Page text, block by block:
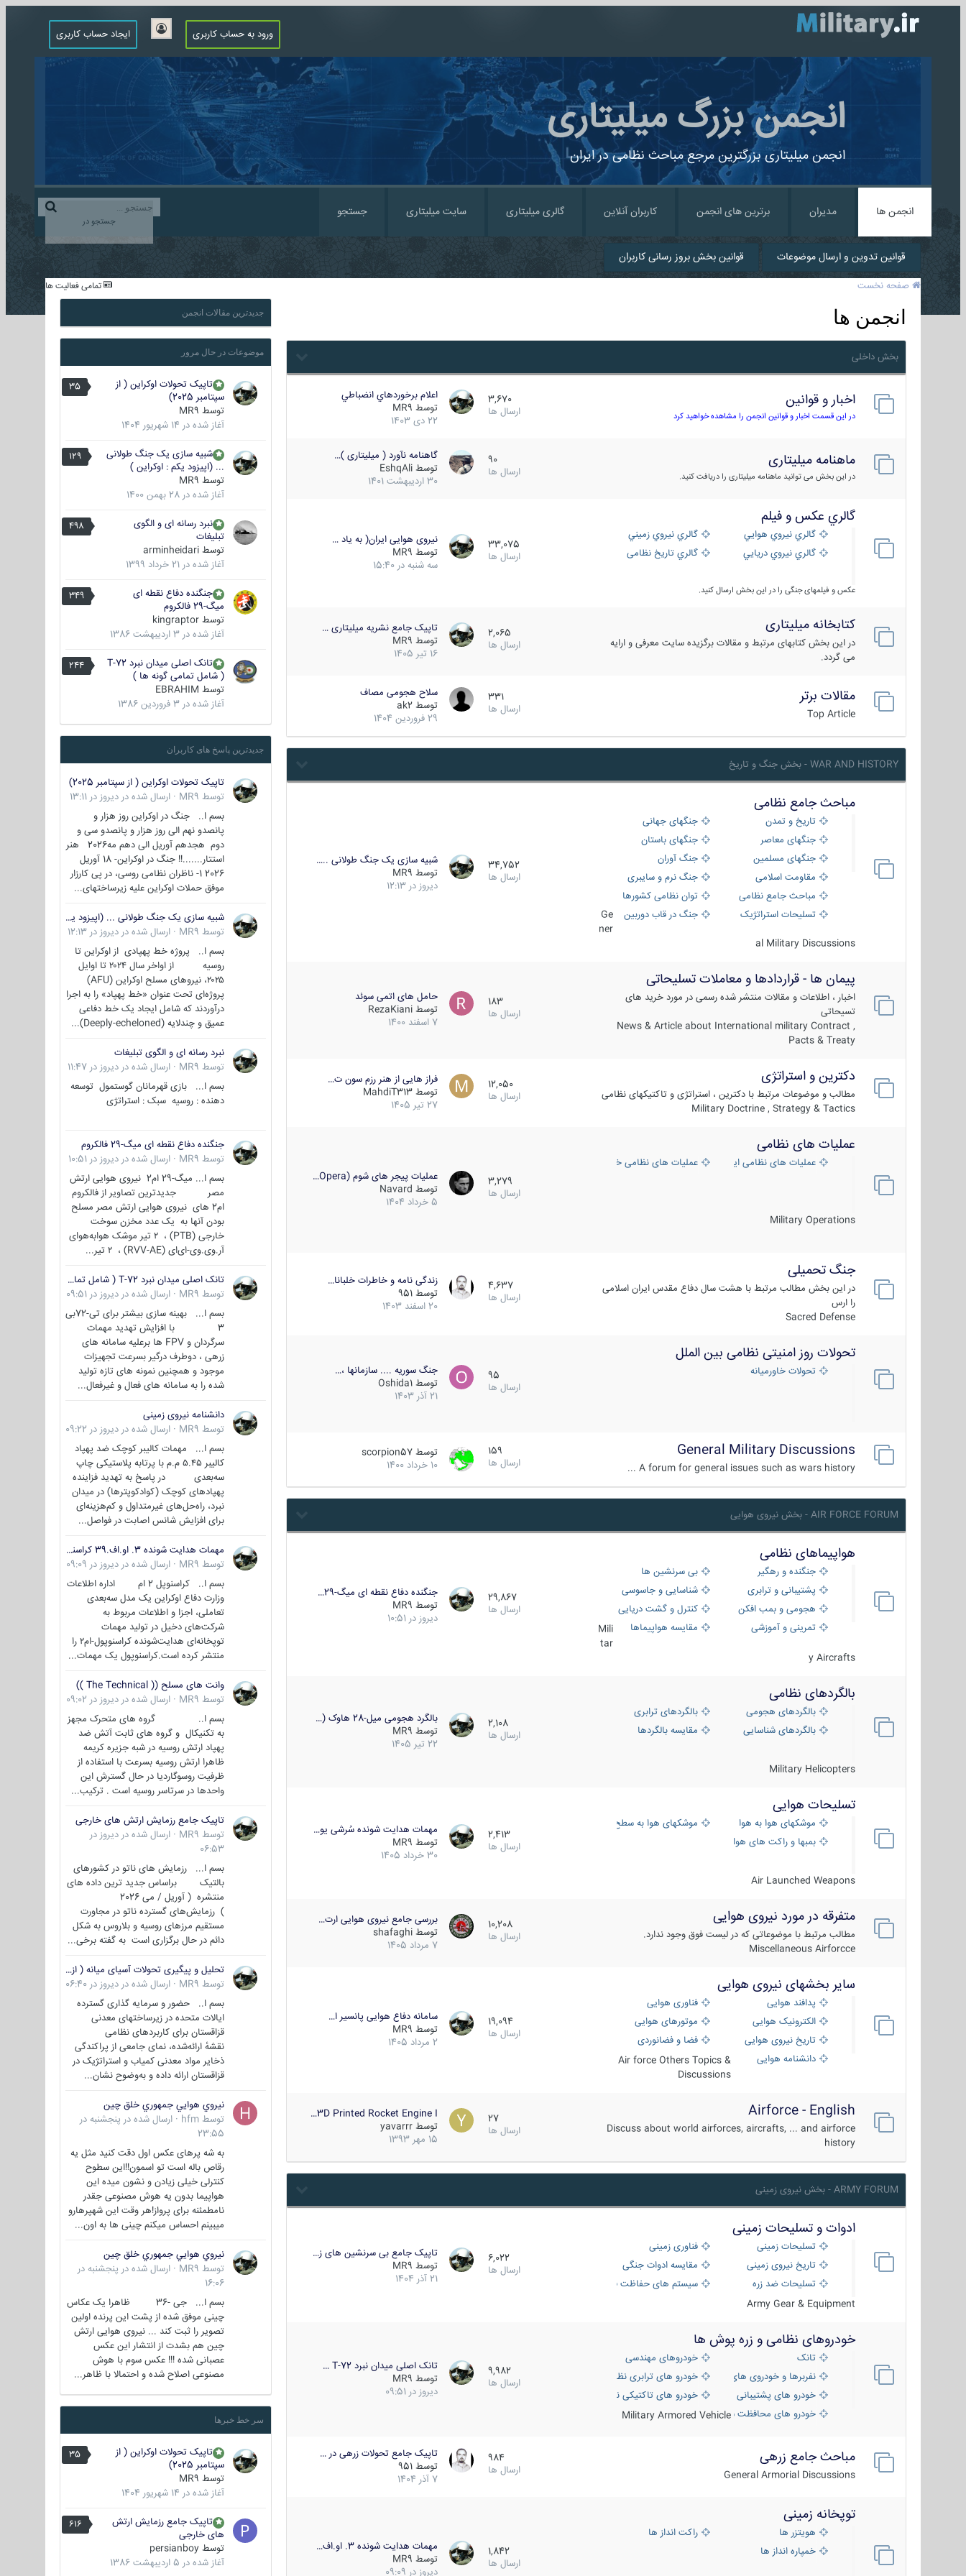
ورود به حساب کاربری ایجاد حساب کاربری
انجمن بزرگ میلیتاری
انجمن میلیتاری بزرگترین مرجع مباحث نظامی در ایران
جستجو در
انجمن ها مدیران برترین های انجمن کاربران آنلاین گالری میلیتاری سایت میلیتاری جستجو
قوانین تدوین و ارسال موضوعات قوانین بخش بروز رسانی کاربران
تمامی فعالیت ها صفحه نخست
انجمن ها
بخش داخلی
اخبار و قوانین
در این قسمت اخبار و قوانین انجمن را مشاهده خواهید کرد
3,670
ارسال ها
اعلام برخوردهاي انضباطي
توسط MR9
22 دی 1403
ماهنامه میلیتاری
در این بخش می توانید ماهنامه میلیتاری را دریافت کنید.
90
ارسال ها
گاهنامه نآورد ( میلیتاری )…
توسط EshqAli
30 اردیبهشت 1401
گالري عكس و فيلم
گالري نيروي هوايي
گالري نيروي زميني
گالري نيروي دريايي
گالري تاریخ نظامی
عکس و فیلمهای جنگی را در این بخش ارسال کنید.
33,075
ارسال ها
نیروی هوایی ایران( به یاد …
توسط MR9
سه شنبه در 15:40
کتابخانه میلیتاری
در این بخش کتابهای مرتبط و مقالات برگزیده سایت معرفی و ارایه
می گردد.
2,065
ارسال ها
تاپیک جامع نشریه میلیتاری …
توسط MR9
16 تیر 1405
مقالات برتر
Top Article
331
ارسال ها
سلاح هجومی مصاف
توسط ak2
29 فروردین 1404
WAR AND HISTORY - بخش جنگ و تاریخ
مباحث جامع نظامی
تاریخ و تمدن
جنگهای جهانی
جنگهای معاصر
جنگهای باستان
جنگهای مسلمین
جنگ آوران
مقاومت اسلامی
جنگ نرم و سایبری
مباحث جامع نظامی
توان نظامی کشورها
تسلیحات استراتژیک
جنگ در قاب دوربین
Ge
ner
al Military Discussions
34,752
ارسال ها
شبیه سازی یک جنگ طولانی ..…
توسط MR9
دیروز در 12:13
پیمان ها - قراردادها و معاملات تسلیحاتی
اخبار ، اطلاعات و مقالات منتشر شده رسمی در مورد خرید های
تسیحاتی
News & Article about International military Contract ,
Pacts & Treaty
183
ارسال ها
حامل های اتمی سوئد
توسط RezaKiani
7 اسفند 1400
دکترین و استراتژی
مطالب و موضوعات مرتبط با دکترین ، استراتژی و تاکتیکهای نظامی
Military Doctrine , Strategy & Tactics
12,050
ارسال ها
فراز هایی از هنر رزم سون ت…
توسط MahdiT313
27 تیر 1405
عملیات های نظامی
عملیات های نظامی ایران عملیات های نظامی خارجی
Military Operations
3,279
ارسال ها
عملیات پیجر های شوم (Opera…
توسط Navard
5 خرداد 1404
جنگ تحمیلی
در این بخش مطالب مرتبط با هشت سال دفاع مقدس ایران اسلامی
را ارس
Sacred Defense
4,637
ارسال ها
زندگی نامه و خاطرات خلبانا…
توسط 951
20 اسفند 1403
تحولات روز امنیتی نظامی بین الملل
تحولات خاورمیانه
95
ارسال ها
جنگ سوریه .... سازمانها ،…
توسط Oshida1
21 آذر 1403
General Military Discussions
A forum for general issues such as wars history ...
159
ارسال ها
توسط scorpion57
10 خرداد 1400
AIR FORCE FORUM - بخش نیروی هوایی
هواپیماهای نظامی
جنگنده و رهگیر
بی سرنشین ها
پشتیبانی و ترابری
شناسایی و جاسوسی
هجومی و بمب افکن
کنترل و گشت دریایی
تمرینی و آموزشی
مقایسه هواپیماها
Mili
tar
y Aircrafts
29,867
ارسال ها
جنگنده دفاع نقطه ای میگ-29…
توسط MR9
دیروز در 10:51
بالگردهای نظامی
بالگردهای هجومی
بالگردهای ترابری
بالگردهای شناسایی
مقایسه بالگردها
Military Helicopters
2,108
ارسال ها
بالگرد هجومی میل-28 هاوک (…
توسط MR9
22 تیر 1405
تسلیحات هوایی
موشکهای هوا به هوا
موشکهای هوا به سطح
بمبها و راکت های هوایی
Air Launched Weapons
2,413
ارسال ها
مهمات هدایت شونده سُرشی یو…
توسط MR9
30 خرداد 1405
متفرقه در مورد نیروی هوایی
مطالب مرتبط با موضوعاتی که در لیست فوق وجود ندارد.
Miscellaneous Airforcce
10,208
ارسال ها
بررسی جامع نیروی هوایی ارت…
توسط shafaghi
7 مرداد 1405
سایر بخشهای نیروی هوایی
پدافند هوایی
فناوری هوایی
الکترونیک هوایی
موتورهای هوایی
تاریخ نیروی هوایی
فضا و فضانوردی
دانشنامه هوایی
Air force Others Topics &
Discussions
19,094
ارسال ها
سامانه دفاع هوایی پانسیر ا…
توسط MR9
2 مرداد 1405
Airforce - English
Discuss about world airforces, aircrafts, ... and airforce
history
27
ارسال ها
3D Printed Rocket Engine I…
توسط yavarrr
15 مهر 1393
ARMY FORUM - بخش نیروی زمینی
ادوات و تسلیحات زمینی
تسلیحات زمینی
فناوری زمینی
تاریخ نیروی زمینی
مقایسه ادوات جنگی
تسلیحات ضد زره
سیستم های حفاظت فعال
Army Gear & Equipment
6,022
ارسال ها
تاپیک جامع بی سرنشین های ز…
توسط MR9
21 آذر 1404
خودروهای نظامی و زره پوش ها
تانک
خودروهای مهندسی
نفربرها و خودروی های رزمی پیاده نظامخودرو های ترابری نظامی
خودرو های پشتیبانی آتش ، شناسایی و ضد تانک
خودرو های تاکتیکی نظامی
خودرو های محافظت شدهMilitary Armored Vehicle
9,982
ارسال ها
تانک اصلی میدان نبرد T-72 …
توسط MR9
دیروز در 09:51
مباحث جامع زرهی
General Armorial Discussions
984
ارسال ها
تاپیک جامع تحولات زرهی در …
توسط 951
7 آذر 1404
توپخانه زمینی
هویتزر ها
راکت انداز ها
خمپاره انداز ها
1,842
ارسال ها
مهمات هدایت شونده 3. او.اف…
توسط MR9
دیروز در 09:09
جدیدترین مقالات انجمن
موضوعات در حال مرور
35
تاپیک تحولات اوکراین ( از
سپتامبر 2025)
توسط MR9
آغاز شده در 14 شهریور 1404
129
شبیه سازی یک جنگ طولانی
... (اپیزود یکم : اوکراین )
توسط MR9
آغاز شده در 28 بهمن 1400
498
نبرد رسانه ای و الگوی
تبلیغات
توسط arminheidari
آغاز شده در 21 خرداد 1399
349
جنگنده دفاع نقطه ای
میگ-29 فالکروم
توسط kingraptor
آغاز شده در 3 اردیبهشت 1386
244
تانک اصلی میدان نبرد T-72
( شامل تمامی گونه ها )
توسط EBRAHIM
آغاز شده در 3 فروردین 1386
جدیدترین پاسخ های کاربران
تاپیک تحولات اوکراین ( از سپتامبر 2025)
توسط MR9
· ارسال شده در دیروز در 13:11
بسم ا.. جنگ در اوکراین روز هزار و
پانصدو نهم الی روز هزار و پانصدو سی و
دوم هجدهم آوریل الی دهم مه2026 هنر
استتار.......!! جنگ در اوکراین- 18 آوریل
2026 1- ناظران نظامی روسی، در پی کارزار
موفق حملات اوکراین علیه زیرساختهای...
شبیه سازی یک جنگ طولانی ... (اپیزود یکم : اوکراین )
توسط MR9
· ارسال شده در دیروز در 12:13
بسم ا.. پروژه خط پهپادی از اوکراین تا
روسیه از اواخر سال ۲۰۲۴ تا اوایل
۲۰۲۵، نیروهای مسلح اوکراین (AFU)
پروژه‌ای تحت عنوان «خط پهپاد» را به اجرا
درآوردند که شامل ایجاد یک خط دفاعی
عمیق و چندلایه (Deeply-echeloned)...
نبرد رسانه ای و الگوی تبلیغات
توسط MR9
· ارسال شده در دیروز در 11:47
بسم ا... بازی قهرمانان گوستمول توسعه
دهنده : روسیه سبک : استراتژی
جنگنده دفاع نقطه ای میگ-29 فالکروم
توسط MR9
· ارسال شده در دیروز در 10:51
بسم ا... میگ-29 ام2 نیروی هوایی ارتش
مصر جدیدترین تصاویر از فالکروم
ام2 های نیروی هوایی ارتش مصر مسلح
بودن آنها به یک عدد مخزن سوخت
خارجی (PTB) ، ۲ تیر موشک هوابه‌هوای
آر.وی.وی-ای‌ای (RVV-AE) ، ۲ تیر...
تانک اصلی میدان نبرد T-72 ( شامل تمامی گونه ها )
توسط MR9
· ارسال شده در دیروز در 09:51
بسم ا... بهینه سازی بیشتر برای تی-72بی
3 با افزایش تهدید مهمات
سرگردان و FPV ها برعلیه سامانه های
زرهی ، دوطرف درگیر بسرعت تجهیزات
موجود و همچنین نمونه های تازه تولید
شده را به سامانه های فعال و غیرفعال...
دانشنامه نیروی زمینی
توسط MR9
· ارسال شده در دیروز در 09:22
بسم ا... مهمات کالیبر کوچک ضد پهپاد
کالیبر ۵.۴۵ م.م با پرتابه پلاستیکی چاپ
سه‌بعدی در پاسخ به تهدید فزاینده
پهپادهای کوچک (کوادکوپترها) در میدان
نبرد، راه‌حل‌های غیرمتداول و کم‌هزینه‌ای
برای افزایش شانس اصابت در فواصل...
مهمات هدایت شونده 3. او.اف.39 کراسنوپل/بصیر( Krasnopol 3OF39 )
توسط MR9
· ارسال شده در دیروز در 09:09
بسم ا.. کراسنوپل 2 ام اداره اطلاعات
وزارت دفاع اوکراین یک مدل سه‌بعدی
تعاملی، اجزا و اطلاعات مربوط به
شرکت‌های دخیل در تولید مهمات
توپخانه‌ای هدایت‌شونده کراسنوپول-ام۲ را
منتشر کرده است.کراسنوپول یک مهمات...
وانت های مسلح (( The Technical ))
توسط MR9
· ارسال شده در دیروز در 09:02
بسم ا.. گروه های متحرک مجهز
به تکنیکال و گروه های ثابت آتش ضد
پهپاد ارتش روسیه در شبه جزیره کریمه
ظاهرا ارتش روسیه بسرعت با استفاده از
ظرفیت روسوگاردیا در حال گسترش این
واحدها در سرتاسر روسیه است . ترکیب...
تاپیک جامع رزمایش ارتش های خارجی
توسط MR9
· ارسال شده در دیروز در
06:53
بسم ا... رزمایش های ناتو در کشورهای
بالتیک براساس جدید ترین داده های
منتشره ( آوریل / می 2026
) رزمایش‌های گسترده ناتو در مجاورت
مستقیم مرزهای روسیه و بلاروس به شکل
دائم در حال برگزاری است به گفته برخی...
تحلیل و پیگیری تحولات آسیای میانه ( ازبکستان، تاجیکستان، ترکمنستان، قزاقستان و قرقیزستان )
توسط MR9
· ارسال شده در دیروز در 06:40
بسم ا.. حضور و سرمایه گذاری گسترده
ایالات متحده در زیرساختهای معدنی
قزاقستان برای کاربردهای نظامی
نقشهٔ ارائه‌شده، نمای جامعی از پراکندگی
ذخایر مواد معدنی کمیاب و استراتژیک در
قزاقستان ارائه داده و به‌وضوح نشان...
نيروي هوايي جمهوري خلق چين
توسط hfm
· ارسال شده در پنجشنبه در
23:55
به شه پرهای عکس اول دقت کنید مثل یه
رقاص باله است تو اسمون!!این سطوح
کنترلی خیلی زیادن و نشون میده این
هواپیما بدون یه هوش مصنوعی جقدر
نامطمئنه برای پرواز!هر وقت این شهپرهارو
میبینم احساس میکنم چینی ها به اون...
نيروي هوايي جمهوري خلق چين
توسط MR9
· ارسال شده در پنجشنبه در
16:06
بسم ا... جی -36 ظاهرا یک عکاس
چینی موفق شده از پشت این پرنده اولین
تصویر را ثبت کند ... نیروی هوایی ارتش
چین هم بشدت از انتشار این عکس
عصبانی شده !!! عکس سوم با هوش
مصنوعی اصلاح شده و احتمالا با ظاهر...
سر خط خبرها
35
تاپیک تحولات اوکراین ( از
سپتامبر 2025)
توسط MR9
آغاز شده در 14 شهریور 1404
616
تاپیک جامع رزمایش ارتش
های خارجی
توسط persianboy
آغاز شده در 5 اردیبهشت 1386